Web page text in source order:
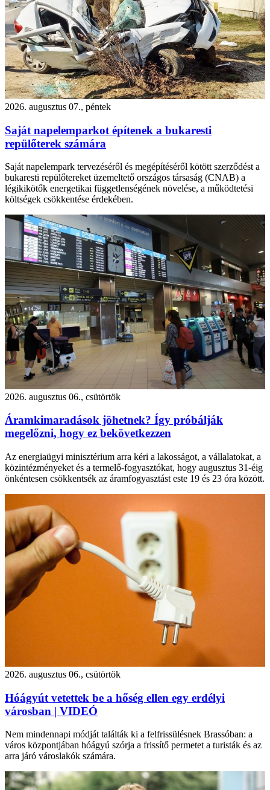
2026. augusztus 07., péntek
Saját napelemparkot építenek a bukaresti
repülőterek számára
Saját napelempark tervezéséről és megépítéséről kötött szerződést a
bukaresti repülőtereket üzemeltető országos társaság (CNAB) a
légikikötők energetikai függetlenségének növelése, a működtetési
költségek csökkentése érdekében.
2026. augusztus 06., csütörtök
Áramkimaradások jöhetnek? Így próbálják
megelőzni, hogy ez bekövetkezzen
Az energiaügyi minisztérium arra kéri a lakosságot, a vállalatokat, a
közintézményeket és a termelő-fogyasztókat, hogy augusztus 31-éig
önkéntesen csökkentsék az áramfogyasztást este 19 és 23 óra között.
2026. augusztus 06., csütörtök
Hóágyút vetettek be a hőség ellen egy erdélyi
városban | VIDEÓ
Nem mindennapi módját találták ki a felfrissülésnek Brassóban: a
város központjában hóágyú szórja a frissítő permetet a turisták és az
arra járó városlakók számára.